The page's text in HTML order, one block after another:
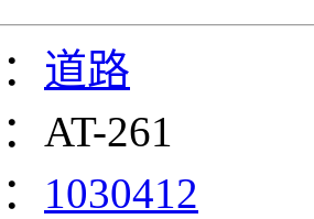
道路
AT-261
1030412